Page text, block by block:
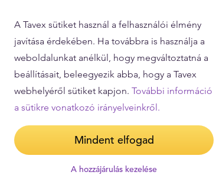
A Tavex sütiket használ a felhasználói élmény
javítása érdekében. Ha továbbra is használja a
weboldalunkat anélkül, hogy megváltoztatná a
beállításait, beleegyezik abba, hogy a Tavex
webhelyéről sütiket kapjon. További információ
a sütikre vonatkozó irányelveinkről.
Mindent elfogad
A hozzájárulás kezelése